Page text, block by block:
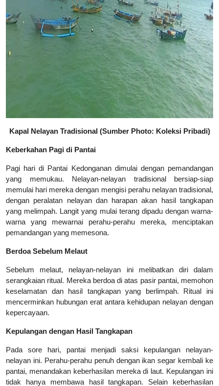
Kapal Nelayan Tradisional (Sumber Photo: Koleksi Pribadi)
Keberkahan Pagi di Pantai
Pagi hari di Pantai Kedonganan dimulai dengan pemandangan
yang memukau. Nelayan-nelayan tradisional bersiap-siap
memulai hari mereka dengan mengisi perahu nelayan tradisional,
dengan peralatan nelayan dan harapan akan hasil tangkapan
yang melimpah. Langit yang mulai terang dipadu dengan warna-
warna yang mewarnai perahu-perahu mereka, menciptakan
pemandangan yang memesona.
Berdoa Sebelum Melaut
Sebelum melaut, nelayan-nelayan ini melibatkan diri dalam
serangkaian ritual. Mereka berdoa di atas pasir pantai, memohon
keselamatan dan hasil tangkapan yang berlimpah. Ritual ini
mencerminkan hubungan erat antara kehidupan nelayan dengan
kepercayaan.
Kepulangan dengan Hasil Tangkapan
Pada sore hari, pantai menjadi saksi kepulangan nelayan-
nelayan ini. Perahu-perahu penuh dengan ikan segar kembali ke
pantai, menandakan keberhasilan mereka di laut. Kepulangan ini
tidak hanya membawa hasil tangkapan.
Selain keberhasilan